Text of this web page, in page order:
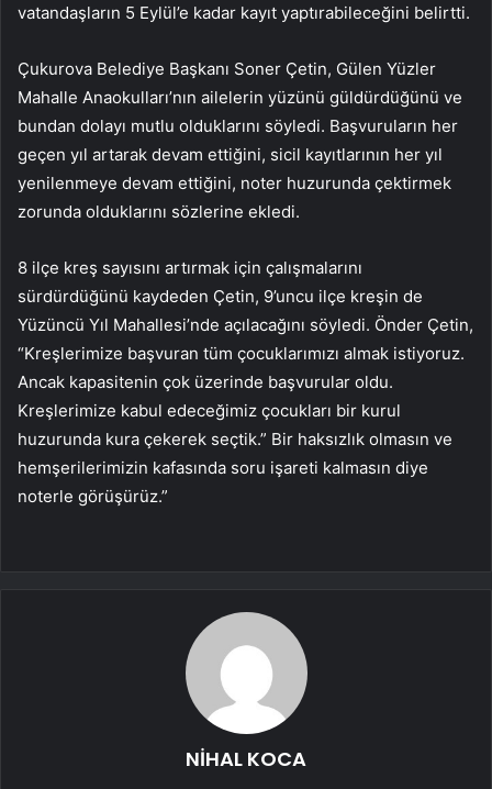
vatandaşların 5 Eylül’e kadar kayıt yaptırabileceğini belirtti.
Çukurova Belediye Başkanı Soner Çetin, Gülen Yüzler
Mahalle Anaokulları’nın ailelerin yüzünü güldürdüğünü ve
bundan dolayı mutlu olduklarını söyledi. Başvuruların her
geçen yıl artarak devam ettiğini, sicil kayıtlarının her yıl
yenilenmeye devam ettiğini, noter huzurunda çektirmek
zorunda olduklarını sözlerine ekledi.
8 ilçe kreş sayısını artırmak için çalışmalarını
sürdürdüğünü kaydeden Çetin, 9’uncu ilçe kreşin de
Yüzüncü Yıl Mahallesi’nde açılacağını söyledi. Önder Çetin,
“Kreşlerimize başvuran tüm çocuklarımızı almak istiyoruz.
Ancak kapasitenin çok üzerinde başvurular oldu.
Kreşlerimize kabul edeceğimiz çocukları bir kurul
huzurunda kura çekerek seçtik.” Bir haksızlık olmasın ve
hemşerilerimizin kafasında soru işareti kalmasın diye
noterle görüşürüz.”
NİHAL KOCA